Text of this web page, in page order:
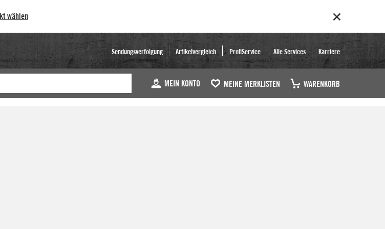
wählen
Sendungsverfolgung Artikelvergleich ProfiService Alle Services Karriere
MEIN KONTO MEINE MERKLISTEN WARENKORB